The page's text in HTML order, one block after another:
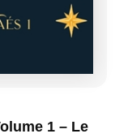
1 – Le